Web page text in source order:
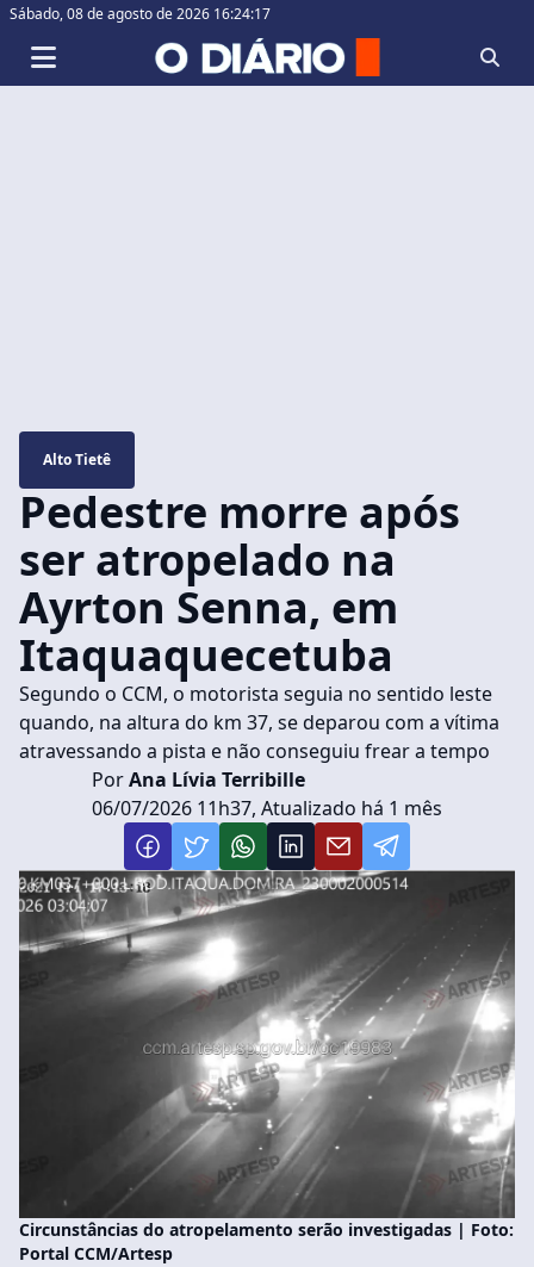
Sábado,08 de agosto de 2026 16:24:18
Alto Tietê
Pedestre morre após
ser atropelado na
Ayrton Senna, em
Itaquaquecetuba
Segundo o CCM, o motorista seguia no sentido leste
quando, na altura do km 37, se deparou com a vítima
atravessando a pista e não conseguiu frear a tempo
PorAna Lívia Terribille
06/07/2026 11h37, Atualizado há 1 mês
Circunstâncias do atropelamento serão investigadas | Foto:
Portal CCM/Artesp